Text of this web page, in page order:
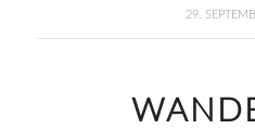
29.